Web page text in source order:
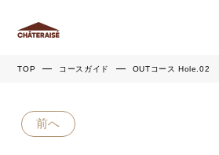
TOP コースガイド OUTコース Hole.02
前へ